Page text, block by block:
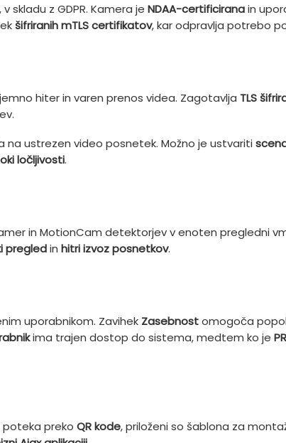
, v skladu z GDPR. Kamera je NDAA-certificiranain
šifriranih mTLS certifikatov, kar odpravlja potrebo
hiter in varen prenos videa. Zagotavlja TLS
na ustrezen video posnetek. Možno je ustvariti
ločljivosti.
in MotionCam detektorjev v enoten pregledni
pregledin hitri izvoz posnetkov.
uporabnikom. Zavihek Zasebnostomogoča
ima trajen dostop do sistema, medtem ko je
preko QR kode, priloženi so šablona za